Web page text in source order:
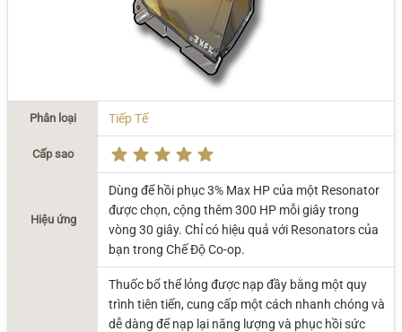
Phân loại Tiếp Tế
Cấp sao
Hiệu ứng
Dùng để hồi phục 3% Max HP của một Resonator
được chọn, cộng thêm 300 HP mỗi giây trong
vòng 30 giây. Chỉ có hiệu quả với Resonators của
bạn trong Chế Độ Co-op.
Thuốc bổ thể lỏng được nạp đầy bằng một quy
trình tiên tiến, cung cấp một cách nhanh chóng và
dễ dàng để nạp lại năng lượng và phục hồi sức